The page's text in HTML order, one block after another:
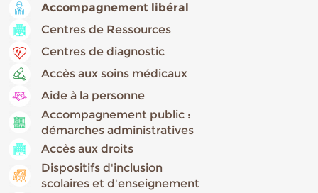
Accompagnement libéral
Centres de Ressources
Centres de diagnostic
Accès aux soins médicaux
Aide à la personne
Accompagnement public :
démarches administratives
Accès aux droits
Dispositifs d'inclusion
scolaires et d'enseignement